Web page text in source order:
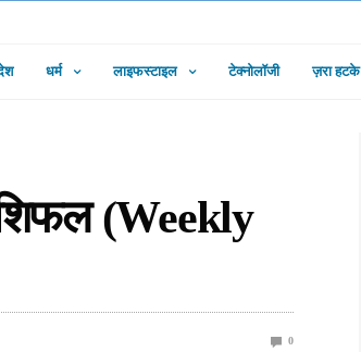
धर्म लाइफस्टाइल टेक्नोलॉजी ज़रा हटके
(Weekly
0